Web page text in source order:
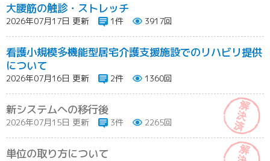
大腰筋の触診・ストレッチ
2026年07月17日 更新 1件 3917回
看護小規模多機能型居宅介護支援施設でのリハビリ提供
について
2026年07月16日 更新 2件 1360回
新システムへの移行後
2026年07月15日 更新 3件 2265回
単位の取り方について